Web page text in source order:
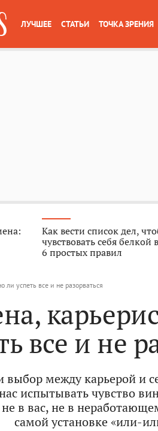
ЛУЧШЕЕ СТАТЬИ ТОЧКА ЗРЕНИЯ
Как вести список дел,
чувствовать себя белкой
6 простых правил
успеть все и не разорваться
все и не
выбор между карьерой и
испытывать чувство
в вас, не в
самой установке «или-